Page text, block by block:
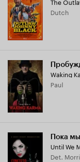
Кинопоиска
5.3
Dutch
Waking
Paul
Пока
Until We
Det.